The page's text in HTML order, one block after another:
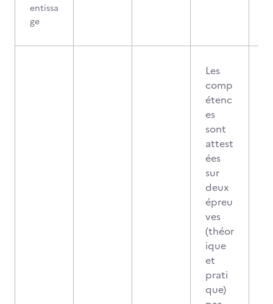
entissa
ge
Les
comp
étenc
es
sont
attest
ées
sur
deux
épreu
ves
(théor
ique
et
prati
que)